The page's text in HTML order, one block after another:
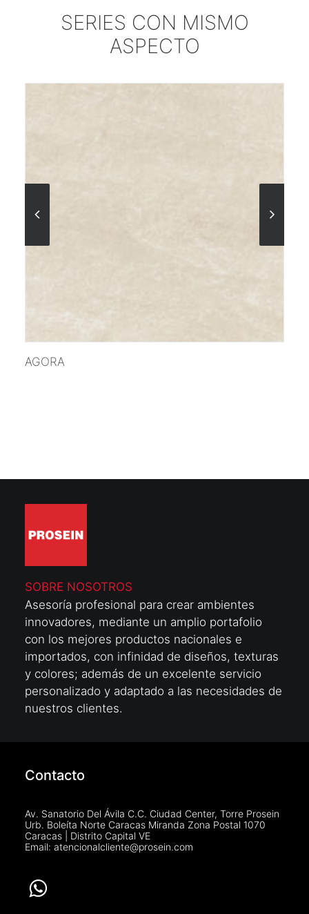
SERIES CON MISMO
ASPECTO
AGORA
SOBRE NOSOTROS
Asesoría profesional para crear ambientes
innovadores, mediante un amplio portafolio
con los mejores productos nacionales e
importados, con infinidad de diseños, texturas
y colores; además de un excelente servicio
personalizado y adaptado a las necesidades de
nuestros clientes.
Contacto
Av. Sanatorio Del Ávila C.C. Ciudad Center, Torre Prosein
Urb. Boleíta Norte Caracas Miranda Zona Postal 1070
Caracas | Distrito Capital VE
Email: atencionalcliente@prosein.com